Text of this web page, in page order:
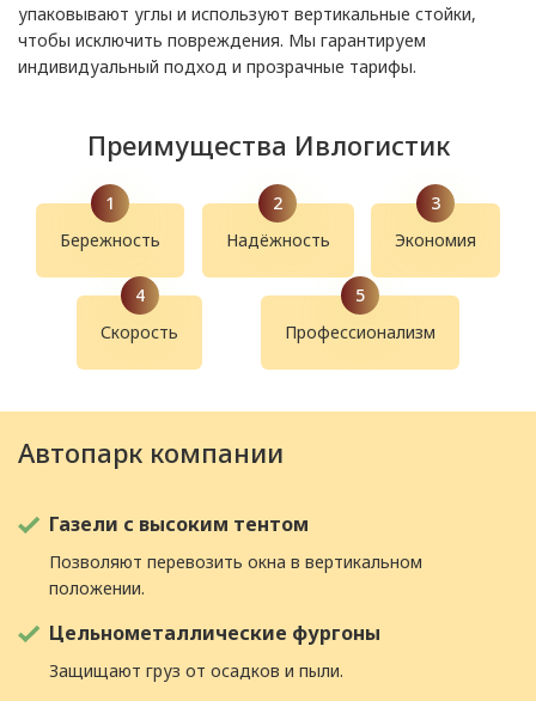
упаковывают углы и используют вертикальные стойки,
чтобы исключить повреждения. Мы гарантируем
индивидуальный подход и прозрачные тарифы.
Преимущества Ивлогистик
Бережность Надёжность Экономия
Скорость Профессионализм
Автопарк компании
Газели с высоким тентом
Позволяют перевозить окна в вертикальном
положении.
Цельнометаллические фургоны
Защищают груз от осадков и пыли.